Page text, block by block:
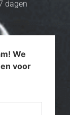
dagen
We
voor